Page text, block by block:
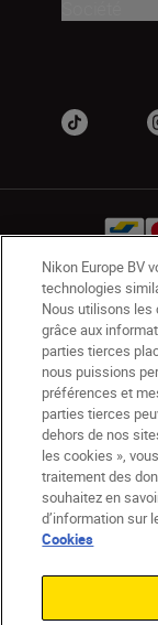
BE(fr)
Contactez-
Conditions
CVG de la
Notice
Paramètres
© 2026 Nikon
Nikon Europe BV
technologies
Nous utilisons les
grâce aux
parties tierces
nous puissions
préférences et
parties tierces
dehors de nos
les cookies »,
traitement des
souhaitez en
d’information sur
Cookies